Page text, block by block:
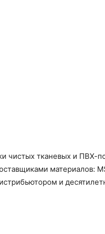
чистых тканевых и ПВХ-
материалов:
и